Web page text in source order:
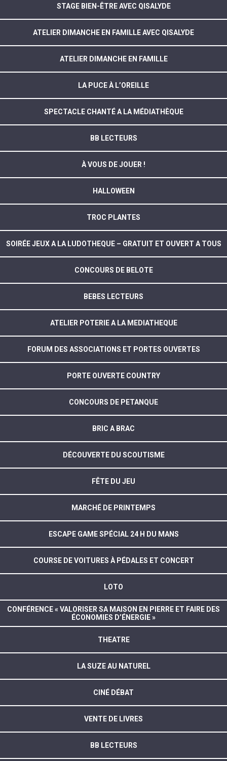
STAGE BIEN-ÊTRE AVEC QISALYDE
ATELIER DIMANCHE EN FAMILLE AVEC QISALYDE
ATELIER DIMANCHE EN FAMILLE
LA PUCE À L’OREILLE
SPECTACLE CHANTÉ A LA MÉDIATHÈQUE
BB LECTEURS
À VOUS DE JOUER !
HALLOWEEN
TROC PLANTES
SOIRÉE JEUX A LA LUDOTHEQUE – GRATUIT ET OUVERT A TOUS
CONCOURS DE BELOTE
BEBES LECTEURS
ATELIER POTERIE A LA MEDIATHEQUE
FORUM DES ASSOCIATIONS ET PORTES OUVERTES
PORTE OUVERTE COUNTRY
CONCOURS DE PETANQUE
BRIC A BRAC
DÉCOUVERTE DU SCOUTISME
FÊTE DU JEU
MARCHÉ DE PRINTEMPS
ESCAPE GAME SPÉCIAL 24 H DU MANS
COURSE DE VOITURES À PÉDALES ET CONCERT
LOTO
CONFÉRENCE « VALORISER SA MAISON EN PIERRE ET FAIRE DES
ÉCONOMIES D’ÉNERGIE »
THEATRE
LA SUZE AU NATUREL
CINÉ DÉBAT
VENTE DE LIVRES
BB LECTEURS